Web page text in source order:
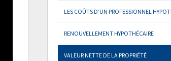
LES COÛTS D’UN PROFESSIONNEL
RENOUVELLEMENT HYPOTHÉCAIRE
VALEUR NETTE DE LA PROPRIÉTÉ